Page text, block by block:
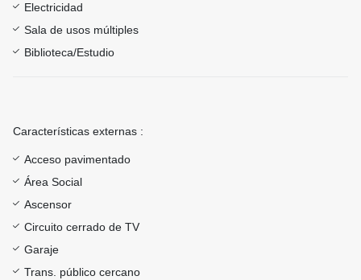
Electricidad
Sala de usos múltiples
Biblioteca/Estudio
Características externas :
Acceso pavimentado
Área Social
Ascensor
Circuito cerrado de TV
Garaje
Trans. público cercano